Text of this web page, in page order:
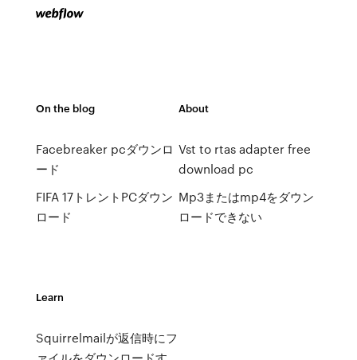
On the blog
Facebreaker pcダウンロ
ード
FIFA 17トレントPCダウン
ロード
About
Vst to rtas adapter free
download pc
Mp3またはmp4をダウン
ロードできない
Learn
Squirrelmailが返信時にフ